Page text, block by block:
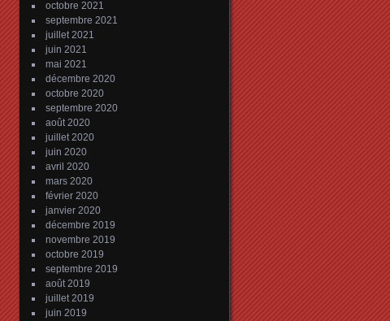
octobre 2021
septembre 2021
juillet 2021
juin 2021
mai 2021
décembre 2020
octobre 2020
septembre 2020
août 2020
juillet 2020
juin 2020
avril 2020
mars 2020
février 2020
janvier 2020
décembre 2019
novembre 2019
octobre 2019
septembre 2019
août 2019
juillet 2019
juin 2019